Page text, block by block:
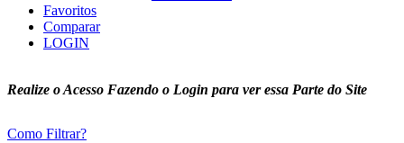
Favoritos
Comparar
LOGIN
Realize o Acesso Fazendo o Login para ver essa Parte do Site
Como Filtrar?